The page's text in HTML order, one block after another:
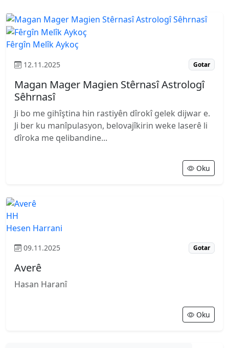
Fêrgîn Melîk Aykoç
12.11.2025 Gotar
Magan Mager Magien Stêrnasî Astrologî
Sêhrnasî
Ji bo me gihîştina hin rastiyên dîrokî gelek dijwar e.
Ji ber ku manîpulasyon, belovajîkirin weke laserê li
dîroka me qelibandine...
Oku
HH
Hesen Harrani
09.11.2025 Gotar
Averê
Hasan Haranî
Oku